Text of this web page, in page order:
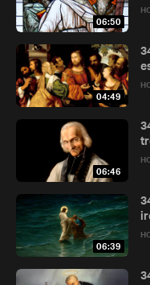
06:50
04:49
06:46
06:39